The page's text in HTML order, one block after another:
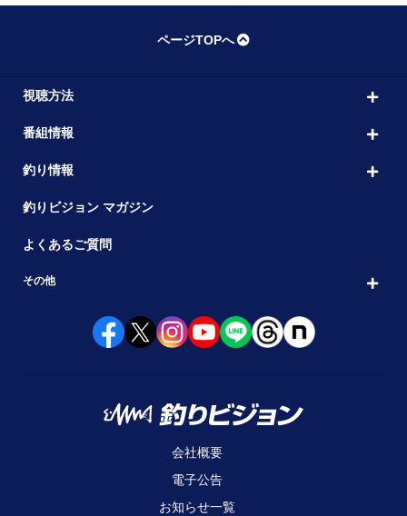
ページTOPへ
視聴方法
番組情報
釣り情報
釣りビジョン マガジン
よくあるご質問
その他
会社概要
電子公告
お知らせ一覧